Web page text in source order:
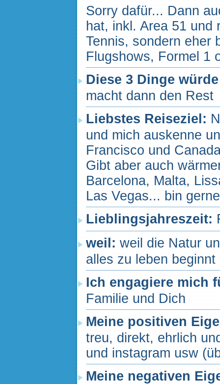
Sorry dafür... Dann
hat, inkl. Area 51
Tennis, sondern eher
Flugshows, Formel 1
Diese 3 Dinge
macht dann den Rest
Liebstes Reiseziel:
und mich auskenne
Francisco und
Gibt aber auch
Barcelona, Malta,
Las Vegas... bin
Lieblingsjahreszeit:
weil: weil die Natur
alles zu leben beginnt
Ich engagiere mich
Familie und Dich
Meine positiven
treu, direkt, ehrlich
und instagram usw
Meine negativen